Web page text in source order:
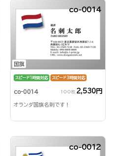
国旗
co-0014
スピード1時間対応 スピード3時間対応
co-0014 100枚 2,530円
オランダ国旗名刺です！
co-0012